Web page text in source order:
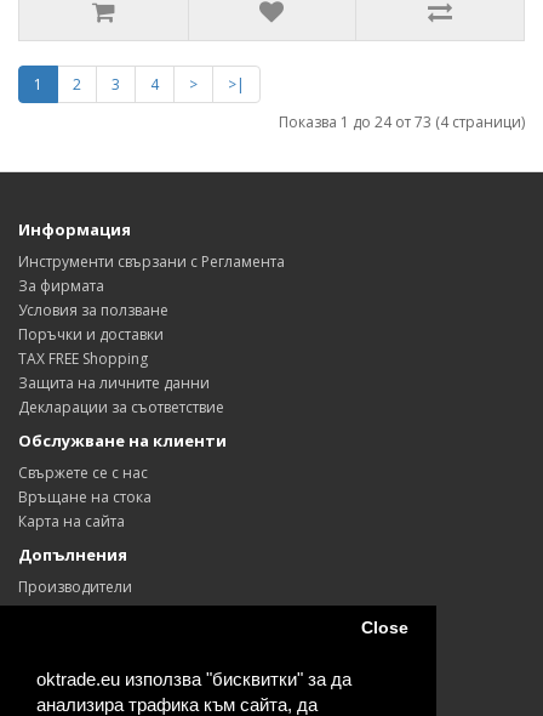
oktrade.eu използва "бисквитки" за да
анализира трафика към сайта, да
Close
1 2 3 4 >
>|
Показва 1 до 24 от 73 (4 страници)
Информация
Инструменти свързани с Регламента
За фирмата
Условия за ползване
Поръчки и доставки
TAX FREE Shopping
Защита на личните данни
Декларации за съответствие
Обслужване на клиенти
Свържете се с нас
Връщане на стока
Карта на сайта
Допълнения
Производители
Ваучери